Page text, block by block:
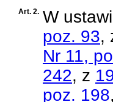
Art. 2. W
poz. 93,
Nr 11,
242, z
poz. 198,